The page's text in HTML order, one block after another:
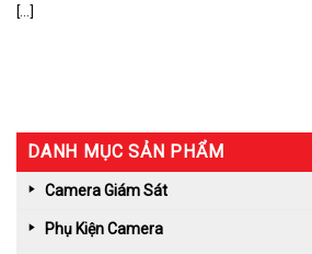
[...]
DANH MỤC SẢN PHẨM
Camera Giám Sát
Phụ Kiện Camera